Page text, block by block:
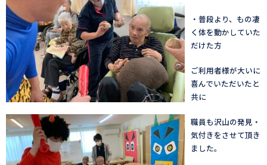
・普段より、もの凄
く体を動かしていた
だけた方
ご利用者様が大いに
喜んでいただいたと
共に
職員も沢山の発見・
気付きをさせて頂き
ました。